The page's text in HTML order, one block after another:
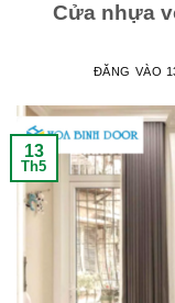
Cửa nhựa
ĐĂNG VÀO
13
Th5